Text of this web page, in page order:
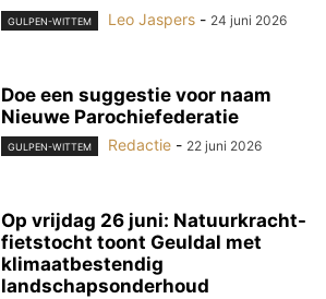
GULPEN-WITTEM Leo Jaspers - 24 juni 2026
Doe een suggestie voor naam
Nieuwe Parochiefederatie
GULPEN-WITTEM Redactie - 22 juni 2026
Op vrijdag 26 juni: Natuurkracht-
fietstocht toont Geuldal met
klimaatbestendig
landschapsonderhoud